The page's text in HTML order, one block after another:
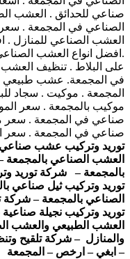
صناعي للحدائق . العشب
الصناعي في المجمعة .
العشب الصناعي للمنازل .
.افضل انواع العشب
على البلاط . تنظيف
في المجمعة. عشب طبيعي .
المجمعة . موكيت . سجاد
موكيب بالمجمعة . سعر
صناعي في المجمعة . سعر
صناعي في المجمعة . سعر
توريد وتركيب عشب صناعي
العشب الصناعي
بالمجمعة – شركة توريد
توريد وتركيب ثيل صناعي
الصناعي بالمجمعة – شركة
توريد وتركيب نجيلة
العشب الطبيعي والعشب
والمنازل – شركة تلقيح
– ابغي – ارخص – المجمعة